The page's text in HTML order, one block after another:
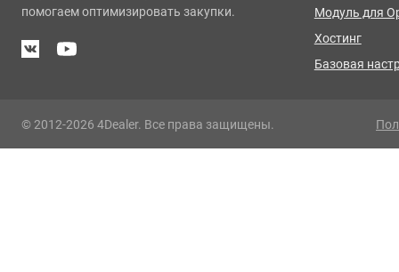
помогаем оптимизировать закупки.
Модуль для
Хостинг
Базовая
© 2012-2026 4Dealer. Все права защищены.